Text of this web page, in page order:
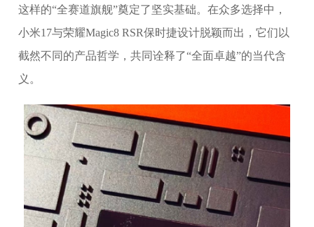
这样的“全赛道旗舰”奠定了坚实基础。在众多选择中，
小米17与荣耀Magic8 RSR保时捷设计脱颖而出，它们以
截然不同的产品哲学，共同诠释了“全面卓越”的当代含
义。